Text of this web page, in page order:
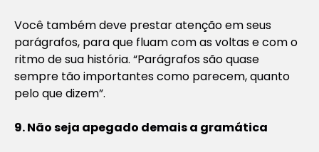
Você também deve prestar atenção em seus
parágrafos, para que fluam com as voltas e com o
ritmo de sua história. “Parágrafos são quase
sempre tão importantes como parecem, quanto
pelo que dizem”.
9. Não seja apegado demais a gramática